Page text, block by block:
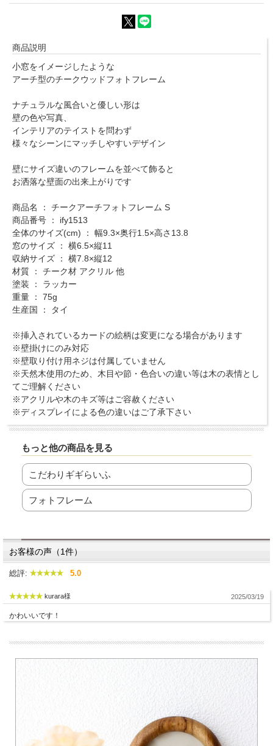
商品説明
小窓をイメージしたような
アーチ型のチークウッドフォトフレーム
ナチュラルな風合いと優しい形は
壁の色や写真、
インテリアのテイストを問わず
様々なシーンにマッチしやすいデザイン
壁にサイズ違いのフレームを並べて飾ると
お洒落な壁面の出来上がりです
商品名 ： チークアーチフォトフレーム S
商品番号 ： ify1513
全体のサイズ(cm) ： 幅9.3×奥行1.5×高さ13.8
窓のサイズ ： 横6.5×縦11
収納サイズ ： 横7.8×縦12
材質 ： チーク材 アクリル 他
塗装 ： ラッカー
重量 ： 75g
生産国 ： タイ
※挿入されているカードの絵柄は変更になる場合があります
※壁掛けにのみ対応
※壁取り付け用ネジは付属していません
※天然木使用のため、木目や節・色合いの違い等は木の表情とし
てご理解ください
※アクリルや木のキズ等はご容赦ください
※ディスプレイによる色の違いはご了承下さい
もっと他の商品を見る
こだわりギギらいふ
フォトフレーム
お客様の声（1件）
総評: 5.0
kurara様 2025/03/19
かわいいです！